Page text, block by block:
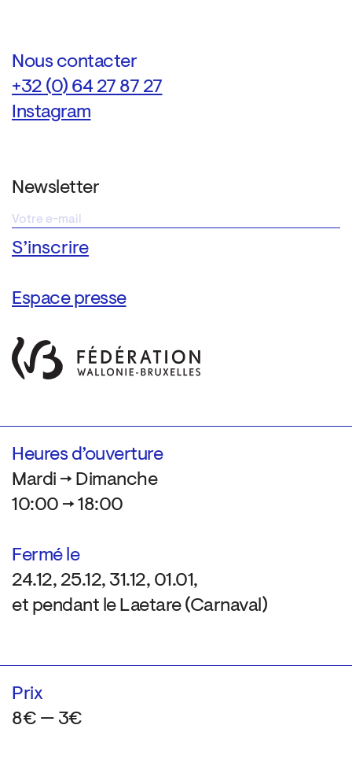
Nous contacter
+32 (0) 64 27 87 27
Instagram
Newsletter
Espace presse
Heures d’ouverture
Mardi → Dimanche
10:00 → 18:00
Fermé le
24.12, 25.12, 31.12, 01.01,
et pendant le Laetare (Carnaval)
Prix
8€ — 3€